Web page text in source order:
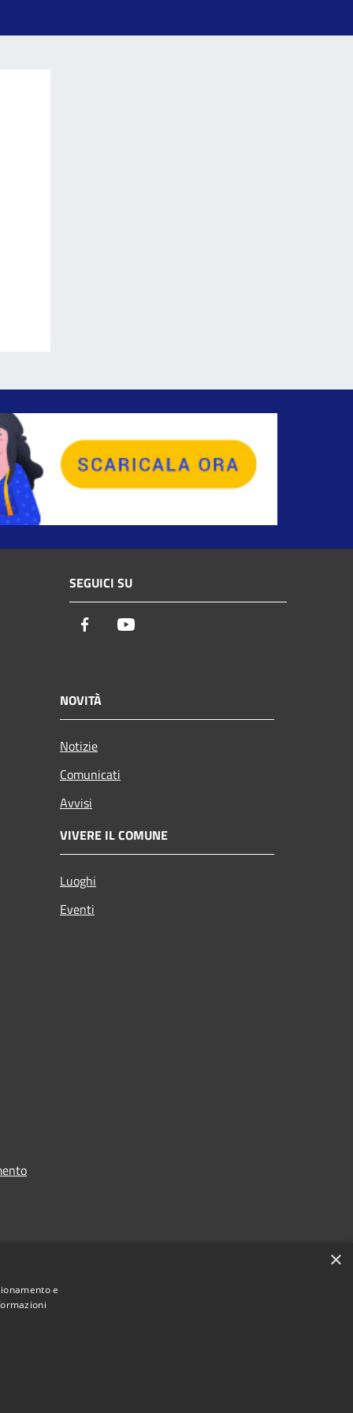
SEGUICI SU
Facebook
NOVITÀ
Notizie
Comunicati
Avvisi
VIVERE IL COMUNE
Luoghi
Eventi
×
e